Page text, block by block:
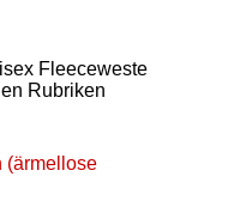
Fleeceweste
Rubriken
(ärmellose